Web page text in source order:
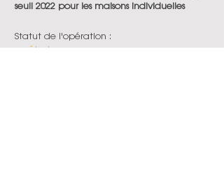
seuil 2022 pour les maisons individuelles
Statut de l'opération :
en étude